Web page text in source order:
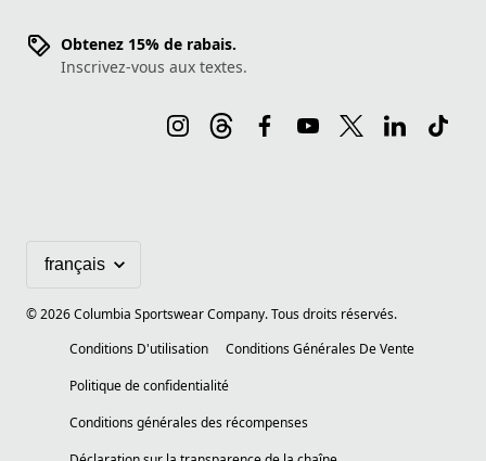
Obtenez 15% de rabais.
Inscrivez-vous aux textes.
©2026Columbia Sportswear Company. Tous droits réservés.
Conditions D'utilisation
Conditions Générales De Vente
Politique de confidentialité
Conditions générales des récompenses